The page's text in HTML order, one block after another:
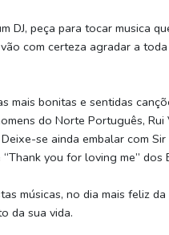
DJ, peça para tocar musica
com certeza agradar a
mais bonitas e sentidas
do Norte Português, Rui
se ainda embalar com
you for loving me” dos
músicas, no dia mais feliz
da sua vida.